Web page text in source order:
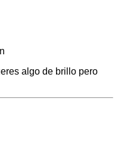
algo de brillo pero